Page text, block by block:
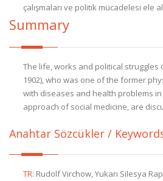
çalışmaları ve politik mücadelesi ele
Summary
The life, works and political struggles
1902), who was one of the former
with diseases and health problems
approach of social medicine, are
Anahtar Sözcükler /
TR: Rudolf Virchow, Yukarı Silesya